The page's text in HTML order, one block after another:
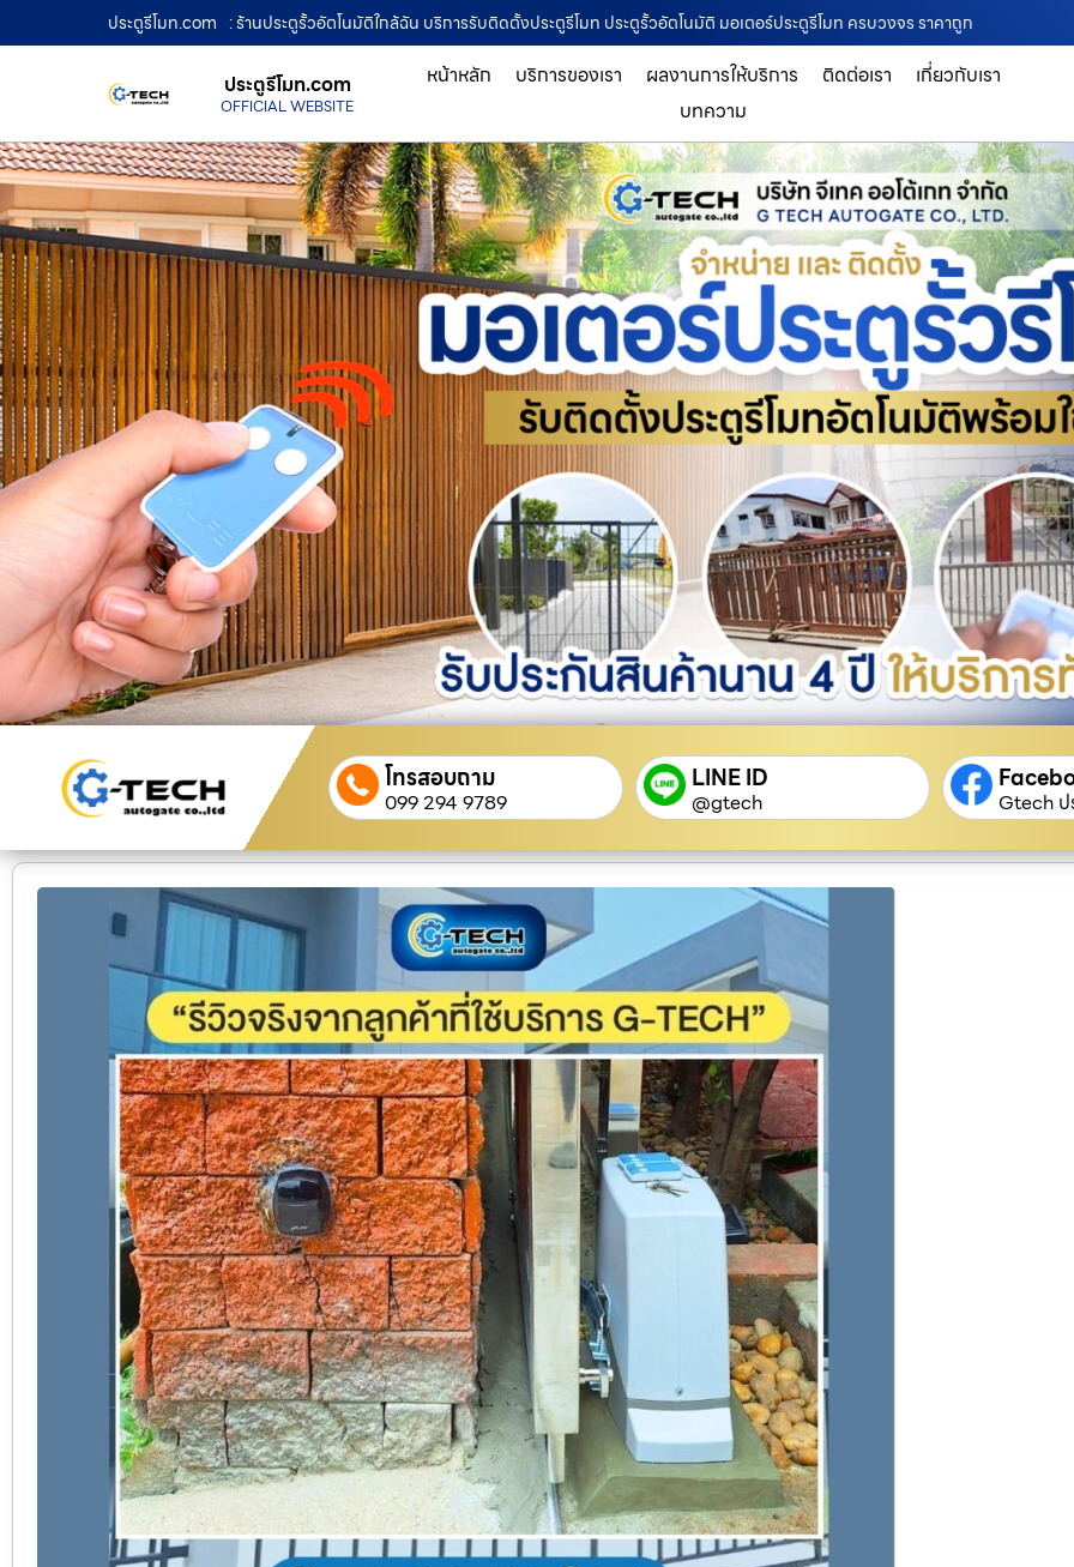
ประตูรีโมท.com : ร้านประตูรั้วอัตโนมัติใกล้ฉัน บริการรับติดตั้งประตูรีโมท ประตูรั้วอัตโนมัติ มอเตอร์ประตูรีโมท ครบวงจร ราคาถูก
ประตูรีโมท.com
OFFICIAL WEBSITE
หน้าหลัก บริการของเรา ผลงานการให้บริการ ติดต่อเรา
เกี่ยวกับเรา
บทความ
โทรสอบถาม
099 294 9789
LINE ID
@gtech Gtech ป